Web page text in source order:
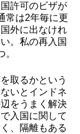
許可のビザが
常は2年毎に更
外に出なけれ
。私の再入国
取るかという
いとインドネ
をうまく解決
入国に関して
、隔離もある